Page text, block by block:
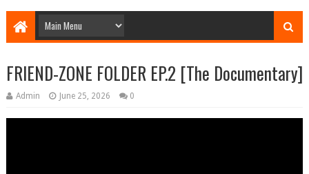
FRIEND-ZONE FOLDER EP.2 [The Documentary]
Admin June 25, 2026 0